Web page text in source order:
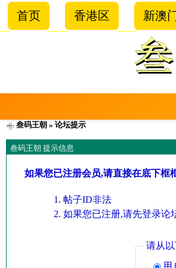
首页 香港区 新澳
叁码王朝 » 论坛提示
叁码王朝 提示信息
如果您已注册会员,请直接在底下框
帖子ID非法
如果您已注册,请先登录论
请从
用